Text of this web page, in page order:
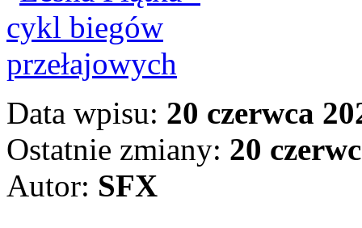
Data wpisu: 20 czerwca
Ostatnie zmiany: 20
Autor: SFX